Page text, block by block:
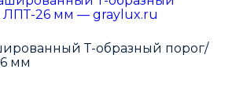
Т-образный порог/
мм